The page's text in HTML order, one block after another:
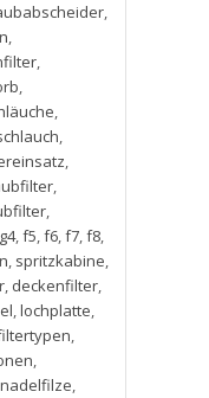
,
,
,
,
,
,
,
,
,
g4,f5,f6,f7,f8,
, spritzkabine,
, deckenfilter,
,lochplatte,
,
,
nadelfilze,